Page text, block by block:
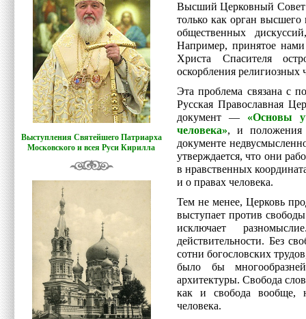
Выступления Святейшего Патриарха
Московского и всея Руси Кирилла
Высший Церковный Совет
только как орган
общественных
Например, принятое
Христа Спасителя
оскорбления религиозных
Эта проблема связана с
Русская Православная
документ — «Основы
человека», и положения
документе
утверждается, что они
в нравственных
и о правах человека.
Тем не менее, Церковь
выступает против
исключает
действительности. Без
сотни богословских
было бы
архитектуры. Свобода
как и свобода вообще,
человека.